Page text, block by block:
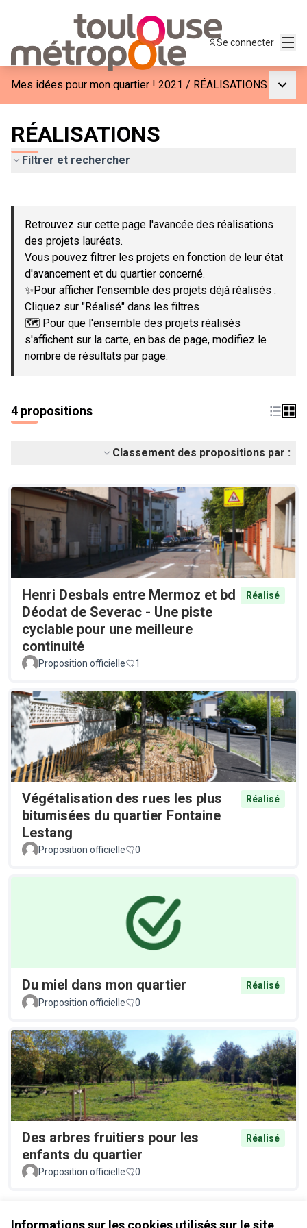
Informations sur les cookies utilisés sur le site
Se connecter
Mes idées pour mon quartier ! 2021 / RÉALISATIONS
RÉALISATIONS
Filtrer et rechercher
−
Retrouvez sur cette page l'avancée des réalisations
des projets lauréats.
Vous pouvez filtrer les projets en fonction de leur état
d'avancement et du quartier concerné.
✨Pour afficher l'ensemble des projets déjà réalisés :
Cliquez sur "Réalisé" dans les filtres
🗺️ Pour que l'ensemble des projets réalisés
s'affichent sur la carte, en bas de page, modifiez le
nombre de résultats par page.
4 propositions
Classement des propositions par :
Henri Desbals entre Mermoz et bd
Déodat de Severac - Une piste
cyclable pour une meilleure
continuité
Réalisé
Proposition officielle 1
Végétalisation des rues les plus
bitumisées du quartier Fontaine
Lestang
Réalisé
Proposition officielle 0
Du miel dans mon quartier
Réalisé
Proposition officielle
0
Des arbres fruitiers pour les
enfants du quartier
Réalisé
Proposition officielle 0